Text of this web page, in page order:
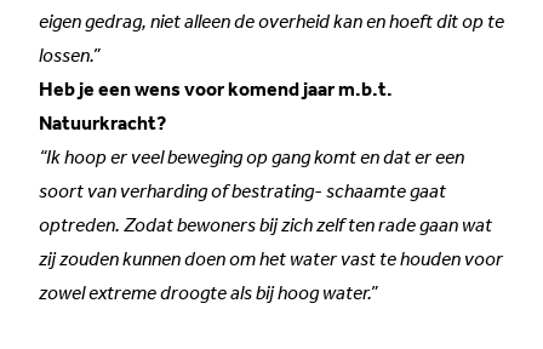
eigen gedrag, niet alleen de overheid kan en hoeft dit op te
lossen.”
Heb je een wens voor komend jaar m.b.t.
Natuurkracht?
“Ik hoop er veel beweging op gang komt en dat er een
soort van verharding of bestrating- schaamte gaat
optreden. Zodat bewoners bij zich zelf ten rade gaan wat
zij zouden kunnen doen om het water vast te houden voor
zowel extreme droogte als bij hoog water.”